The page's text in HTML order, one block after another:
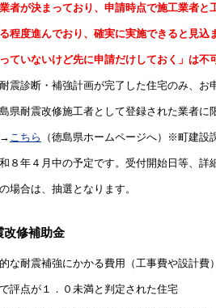
者が決まっており、申請時点で施工業者
度進んでおり、確実に実施できると見込
ていないけど先に申請だけしておく」は不
震診断・補強計画が完了した住宅のみ、お
県耐震改修施工者として登録された業者に
こちら （徳島県ホームページへ）※町建設
８年４月中の予定です。受付開始日等、詳
場合は、抽選となります。
改修補助金
な耐震補強にかかる費用（工事費や設計費
評点が１．０未満と判定された住宅